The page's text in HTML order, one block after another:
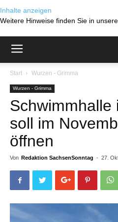
Inhalte anzeigen
Weitere Hinweise finden Sie in
Start Wurzen - Grimma
Wurzen - Grimma
Schwimmhalle
soll im
öffnen
Von Redaktion SachsenSonntag - 27.